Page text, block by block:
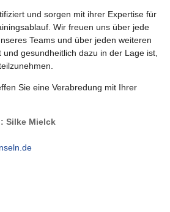
und sorgen mit ihrer Expertise für
Wir freuen uns über jede
Teams und über jeden weiteren
gesundheitlich dazu in der Lage ist,
Sie eine Verabredung mit Ihrer
Silke Mielck